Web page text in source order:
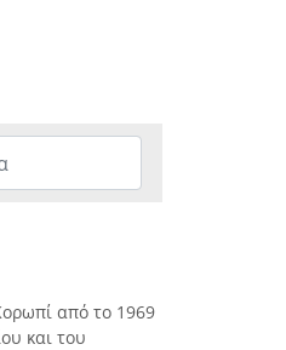
από το 1969
και του